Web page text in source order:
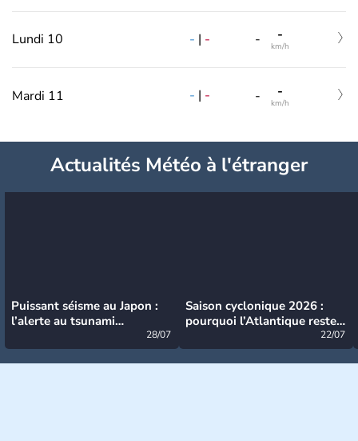
Lundi 10 - | - - -
km/h
Mardi 11 - | - - -
km/h
Actualités Météo à l'étranger
Puissant séisme au Japon :
l’alerte au tsunami
28/07
Saison cyclonique 2026 :
pourquoi l’Atlantique reste
22/07